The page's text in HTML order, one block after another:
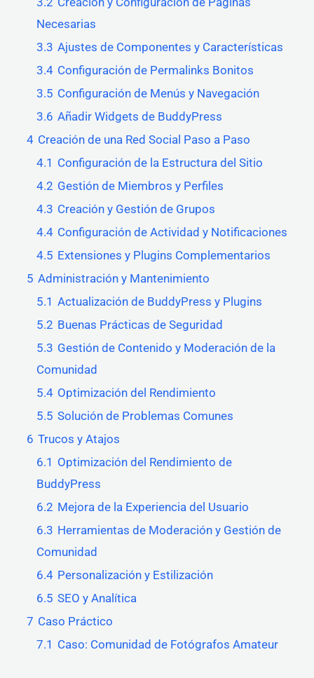
Necesarias
3.3 Ajustes de Componentes y Características
3.4 Configuración de Permalinks Bonitos
3.5 Configuración de Menús y Navegación
3.6 Añadir Widgets de BuddyPress
4 Creación de una Red Social Paso a Paso
4.1 Configuración de la Estructura del Sitio
4.2 Gestión de Miembros y Perfiles
4.3 Creación y Gestión de Grupos
4.4 Configuración de Actividad y Notificaciones
4.5 Extensiones y Plugins Complementarios
5 Administración y Mantenimiento
5.1 Actualización de BuddyPress y Plugins
5.2 Buenas Prácticas de Seguridad
5.3 Gestión de Contenido y Moderación de la
Comunidad
5.4 Optimización del Rendimiento
5.5 Solución de Problemas Comunes
6 Trucos y Atajos
6.1 Optimización del Rendimiento de
BuddyPress
6.2 Mejora de la Experiencia del Usuario
6.3 Herramientas de Moderación y Gestión de
Comunidad
6.4 Personalización y Estilización
6.5 SEO y Analítica
7 Caso Práctico
7.1 Caso: Comunidad de Fotógrafos Amateur